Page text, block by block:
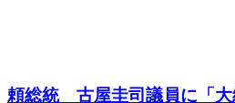
頼総統 古屋圭司議員に「